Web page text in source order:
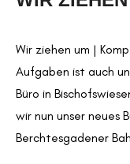
Wir ziehen um |
Aufgaben ist auch
Büro in
wir nun unser neues
Berchtesgadener